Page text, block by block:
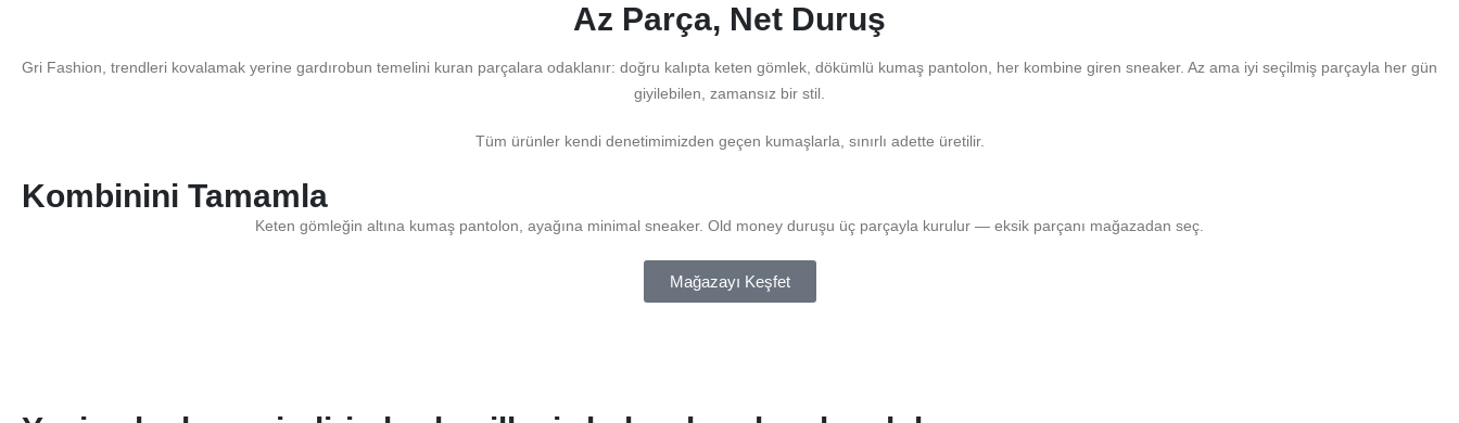
Az Parça, Net Duruş
Gri Fashion, trendleri kovalamak yerine gardırobun temelini kuran parçalara odaklanır: doğru kalıpta keten gömlek, dökümlü kumaş pantolon, her kombine giren sneaker. Az ama iyi seçilmiş parçayla her gün
giyilebilen, zamansız bir stil.
Tüm ürünler kendi denetimimizden geçen kumaşlarla, sınırlı adette üretilir.
Kombinini Tamamla
Keten gömleğin altına kumaş pantolon, ayağına minimal sneaker. Old money duruşu üç parçayla kurulur — eksik parçanı mağazadan seç.
Mağazayı Keşfet